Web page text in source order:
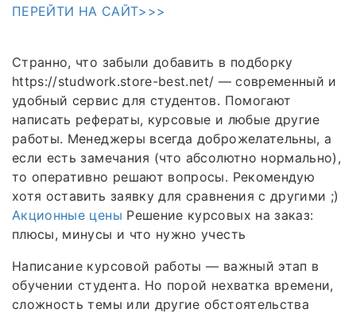
ПЕРЕЙТИ НА САЙТ>>>
Странно, что забыли добавить в подборку
https://studwork.store-best.net/ — современный и
удобный сервис для студентов. Помогают
написать рефераты, курсовые и любые другие
работы. Менеджеры всегда доброжелательны, а
если есть замечания (что абсолютно нормально),
то оперативно решают вопросы. Рекомендую
хотя оставить заявку для сравнения с другими ;)
Акционные цены Решение курсовых на заказ:
плюсы, минусы и что нужно учесть
Написание курсовой работы — важный этап в
обучении студента. Но порой нехватка времени,
сложность темы или другие обстоятельства